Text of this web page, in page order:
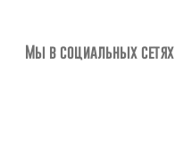
Мы в социальных сетях